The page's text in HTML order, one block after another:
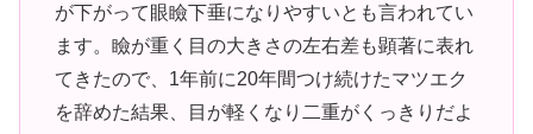
が下がって眼瞼下垂になりやすいとも言われてい
ます。瞼が重く目の大きさの左右差も顕著に表れ
てきたので、1年前に20年間つけ続けたマツエク
を辞めた結果、目が軽くなり二重がくっきりだよ